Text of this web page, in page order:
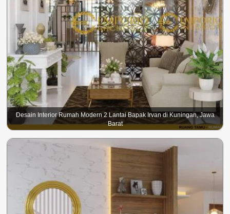
Desain Interior Rumah Modern 2 Lantai Bapak Irvan di Kuningan, Jawa
Barat